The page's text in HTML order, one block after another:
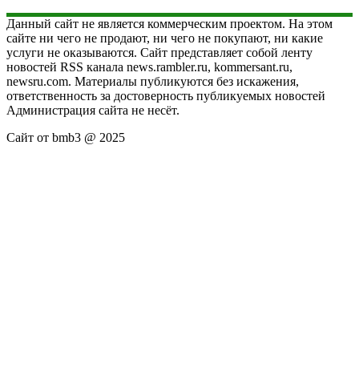
Данный сайт не является коммерческим проектом. На этом
сайте ни чего не продают, ни чего не покупают, ни какие
услуги не оказываются. Сайт представляет собой ленту
новостей RSS канала news.rambler.ru, kommersant.ru,
newsru.com. Материалы публикуются без искажения,
ответственность за достоверность публикуемых новостей
Администрация сайта не несёт.
Сайт от bmb3 @ 2025